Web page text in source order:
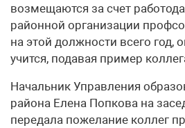
возмещаются за счет
районной организации
на этой должности всего год,
учится, подавая пример
Начальник Управления
района Елена Попкова на
передала пожелание коллег